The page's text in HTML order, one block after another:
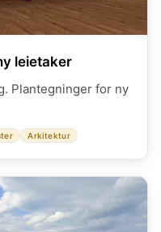
leietaker
Plantegninger for ny
Arkitektur